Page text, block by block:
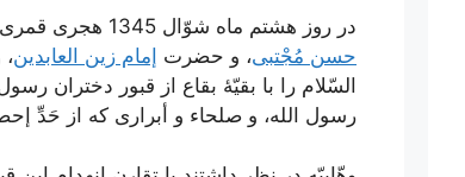
در روز هشتم ماه شوّال 1345 هجرى قمرى، تمام بقاع متبرّکه و مشاهد مشرّفۀ ائمّه بقیع حضرت
حسن مُجْتبى، و حضرت إمام زین العابدین
السّلام را با بقیّۀ بقاع از قبور دختران
رسول الله، و صلحاء و أبرارى که از حَدِّ